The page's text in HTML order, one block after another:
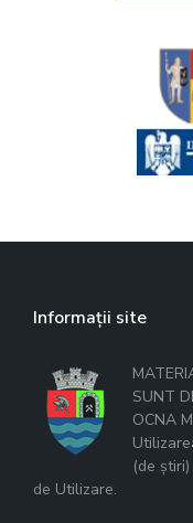
Informații site
SUNT
OCNA
(de
de Utilizare.